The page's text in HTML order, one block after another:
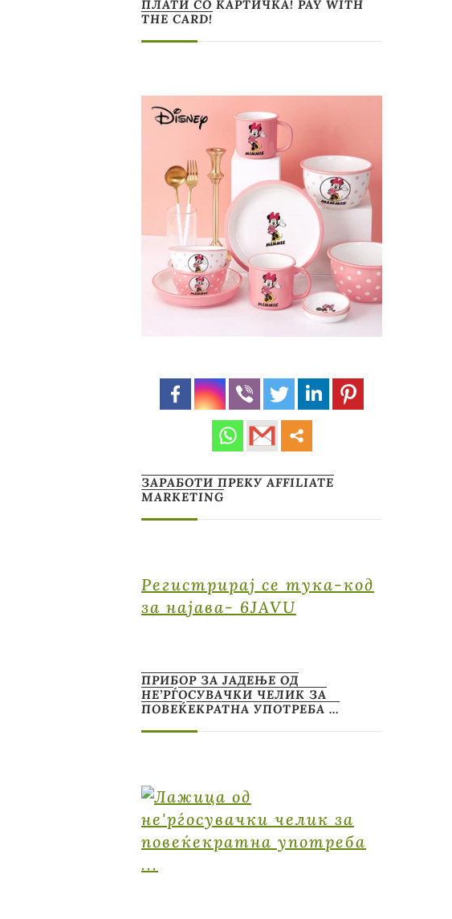
ПЛАТИ СО КАРТИЧКА! PAY WITH
THE CARD!
ЗАРАБОТИ ПРЕКУ AFFILIATE
MARKETING
Регистрирај се тука-код
за најава- 6JAVU
ПРИБОР ЗА ЈАДЕЊЕ ОД
НЕ’РЃОСУВАЧКИ ЧЕЛИК ЗА
ПОВЕЌЕКРАТНА УПОТРЕБА …